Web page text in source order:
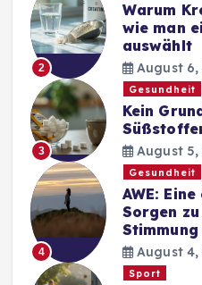
2
Warum
wie man
auswählt
August 6,
3
Gesundheit
Kein
August 5,
4
Gesundheit
AWE:
Sorgen
Stimmung
August 4,
Sport